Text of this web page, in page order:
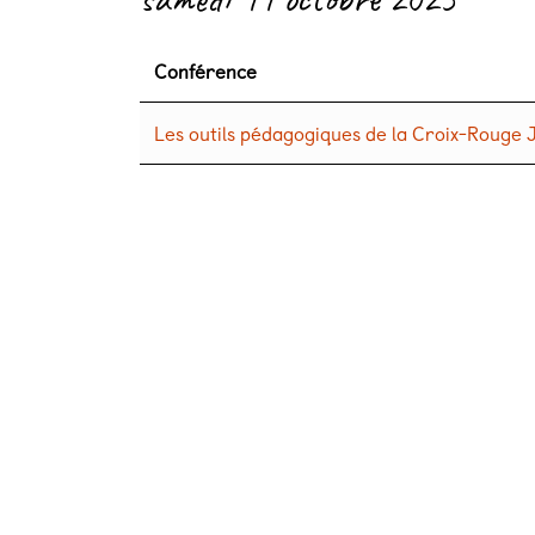
Conférence
Les outils pédagogiques de la Croix-Rouge